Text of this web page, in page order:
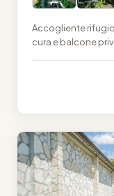
Accogliente
cura e balcone